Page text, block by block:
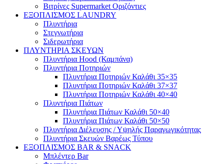
Βιτρίνες Supermarket Οριζόντιες
ΕΞΟΠΛΙΣΜΟΣ LAUNDRY
Πλυντήρια
Στεγνωτήρια
Σιδερωτήρια
ΠΛΥΝΤΗΡΙΑ ΣΚΕΥΩΝ
Πλυντήρια Hood (Καμπάνα)
Πλυντήρια Ποτηριών
Πλυντήρια Ποτηριών Καλάθι 35×35
Πλυντήρια Ποτηριών Καλάθι 37×37
Πλυντήρια Ποτηριών Καλάθι 40×40
Πλυντήρια Πιάτων
Πλυντήρια Πιάτων Καλάθι 50×40
Πλυντήρια Πιάτων Καλάθι 50×50
Πλυντήρια Διέλευσης / Υψηλής Παραγωγικότητας
Πλυντήρια Σκευών Βαρέως Τύπου
ΕΞΟΠΛΙΣΜΟΣ BAR & SNACK
Μπλέντερ Bar